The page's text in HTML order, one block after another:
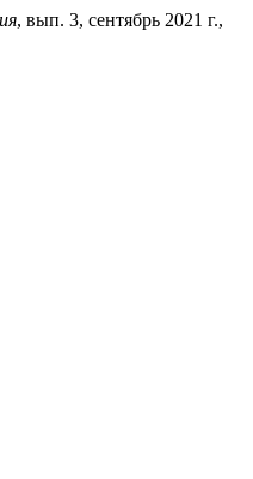
, вып. 3, сентябрь 2021 г.,